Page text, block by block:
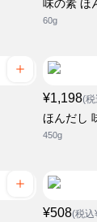
味の素 ほ
60g
¥1,198(
ほんだし
450g
¥508(税